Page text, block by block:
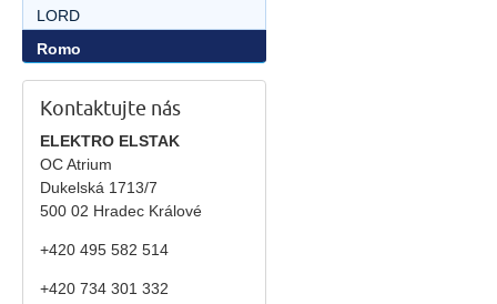
LORD
Romo
Kontaktujte nás
ELEKTRO ELSTAK
OC Atrium
Dukelská 1713/7
500 02 Hradec Králové
+420 495 582 514
+420 734 301 332